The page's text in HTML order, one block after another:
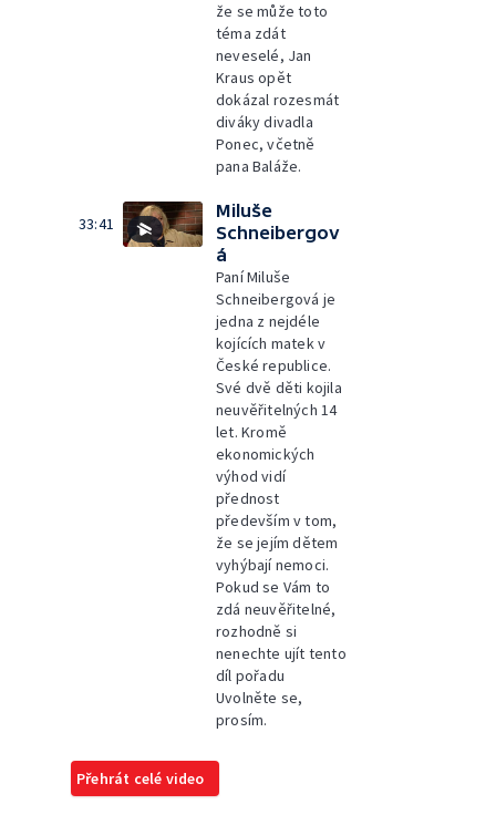
že se může toto
téma zdát
neveselé, Jan
Kraus opět
dokázal rozesmát
diváky divadla
Ponec, včetně
pana Baláže.
33:41
Miluše
Schneibergov
á
Paní Miluše
Schneibergová je
jedna z nejdéle
kojících matek v
České republice.
Své dvě děti kojila
neuvěřitelných 14
let. Kromě
ekonomických
výhod vidí
přednost
především v tom,
že se jejím dětem
vyhýbají nemoci.
Pokud se Vám to
zdá neuvěřitelné,
rozhodně si
nenechte ujít tento
díl pořadu
Uvolněte se,
prosím.
Přehrát celé video